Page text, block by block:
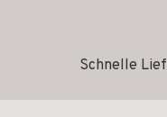
Schnelle